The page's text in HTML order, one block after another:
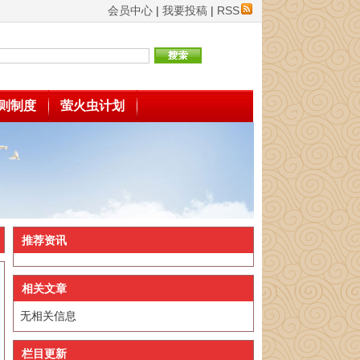
会员中心 | 我要投稿 | RSS
制度 萤火虫计划
推荐资讯
相关文章
无相关信息
栏目更新